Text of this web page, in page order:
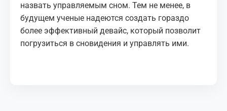
назвать управляемым сном. Тем не менее, в
будущем ученые надеются создать гораздо
более эффективный девайс, который позволит
погрузиться в сновидения и управлять ими.